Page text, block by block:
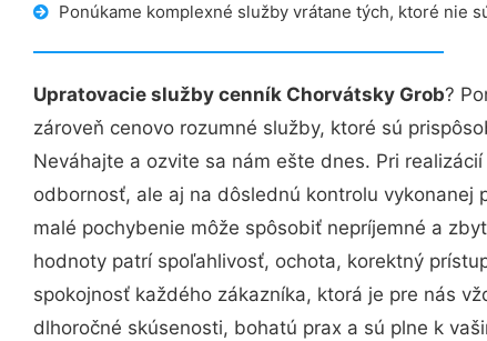
Ponúkame komplexné služby vrátane tých, ktoré nie
Upratovacie služby cenník Chorvátsky Grob?
zároveň cenovo rozumné služby, ktoré sú
Neváhajte a ozvite sa nám ešte dnes. Pri
odbornosť, ale aj na dôslednú kontrolu vykonanej
malé pochybenie môže spôsobiť nepríjemné a
hodnoty patrí spoľahlivosť, ochota, korektný
spokojnosť každého zákazníka, ktorá je pre nás
dlhoročné skúsenosti, bohatú prax a sú plne k